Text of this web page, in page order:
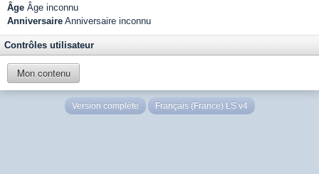
Âge Âge inconnu
Anniversaire Anniversaire inconnu
Contrôles utilisateur
Mon contenu
Version complète Français (France) LS v4